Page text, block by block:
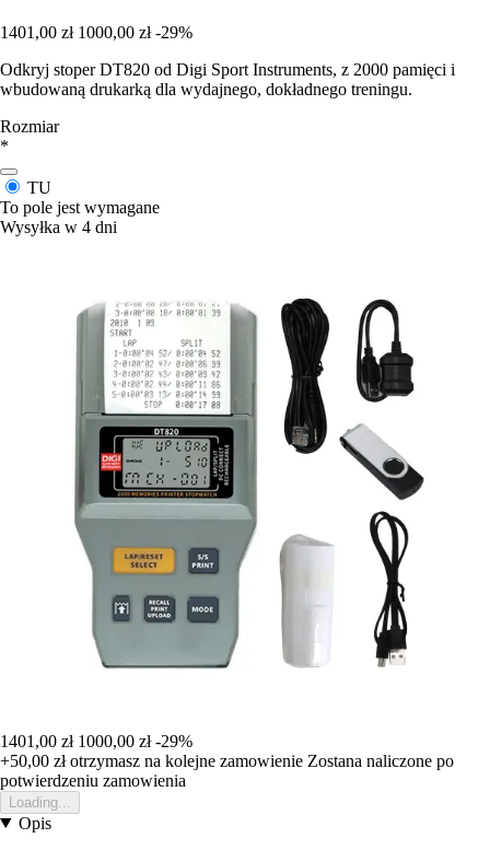
1401,00 zł 1000,00 zł -29%
Odkryj stoper DT820 od Digi Sport Instruments, z 2000 pamięci i
wbudowaną drukarką dla wydajnego, dokładnego treningu.
Rozmiar
*
TU
To pole jest wymagane
Wysyłka w 4 dni
1401,00 zł 1000,00 zł -29%
+50,00 złotrzymasz na kolejne zamowienie Zostana naliczone po
potwierdzeniu zamowienia
Loading...
Opis